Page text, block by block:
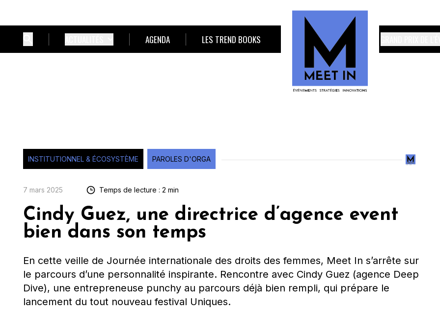
AGENDA LES TREND BOOKS
INSTITUTIONNEL & ÉCOSYSTÈME PAROLES D'ORGA
7 mars 2025 Temps de lecture : 2 min
Cindy Guez, une directrice d’agence event
bien dans son temps
En cette veille de Journée internationale des droits des femmes, Meet In s’arrête sur
le parcours d’une personnalité inspirante. Rencontre avec Cindy Guez (agence Deep
Dive), une entrepreneuse punchy au parcours déjà bien rempli, qui prépare le
lancement du tout nouveau festival Uniques.